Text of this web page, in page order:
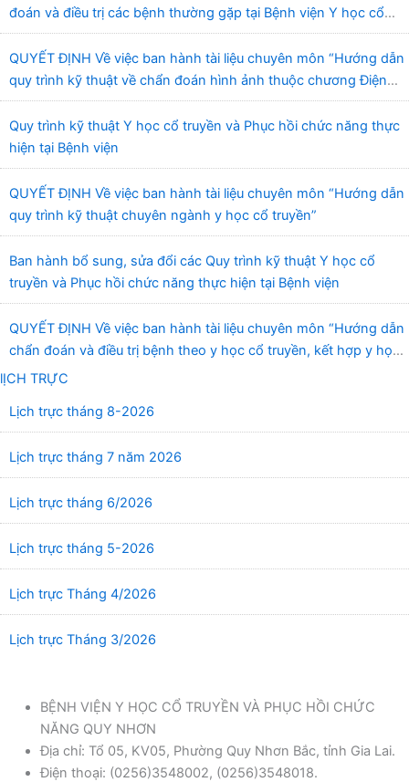
đoán và điều trị các bệnh thường gặp tại Bệnh viện Y học cổ
truyền và Phục hồi chức năng Quy Nhơn”
QUYẾT ĐỊNH Về việc ban hành tài liệu chuyên môn “Hướng dẫn
quy trình kỹ thuật về chẩn đoán hình ảnh thuộc chương Điện
quang”
Quy trình kỹ thuật Y học cổ truyền và Phục hồi chức năng thực
hiện tại Bệnh viện
QUYẾT ĐỊNH Về việc ban hành tài liệu chuyên môn “Hướng dẫn
quy trình kỹ thuật chuyên ngành y học cổ truyền”
Ban hành bổ sung, sửa đổi các Quy trình kỹ thuật Y học cổ
truyền và Phục hồi chức năng thực hiện tại Bệnh viện
QUYẾT ĐỊNH Về việc ban hành tài liệu chuyên môn “Hướng dẫn
chẩn đoán và điều trị bệnh theo y học cổ truyền, kết hợp y học
cổ truyền với y học hiện đại”
lỊCH TRỰC
Lịch trực tháng 8-2026
Lịch trực tháng 7 năm 2026
Lịch trực tháng 6/2026
Lịch trực tháng 5-2026
Lịch trực Tháng 4/2026
Lịch trực Tháng 3/2026
BỆNH VIỆN Y HỌC CỔ TRUYỀN VÀ PHỤC HỒI CHỨC
NĂNG QUY NHƠN
Địa chỉ: Tổ 05, KV05, Phường Quy Nhơn Bắc, tỉnh Gia Lai.
Điện thoại: (0256)3548002, (0256)3548018.